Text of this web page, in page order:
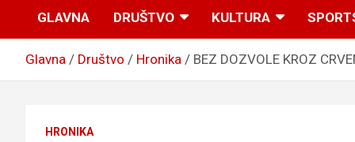
GLAVNA DRUŠTVO KULTURA
Glavna Društvo Hronika BEZ DOZVOLE KROZ
HRONIKA